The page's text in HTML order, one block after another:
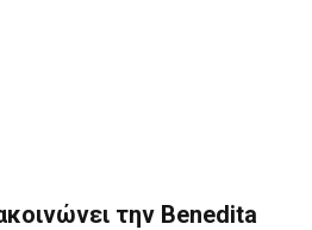
την Benedita